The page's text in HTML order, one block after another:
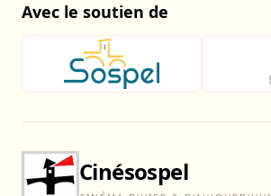
Cinésospel
Avec le soutien de